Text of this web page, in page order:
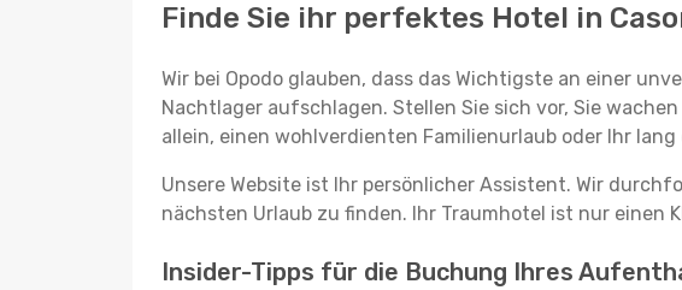
Finde Sie ihr perfektes Hotel in
Wir bei Opodo glauben, dass das Wichtigste an einer
Nachtlager aufschlagen. Stellen Sie sich vor, Sie
allein, einen wohlverdienten Familienurlaub oder Ihr
Unsere Website ist Ihr persönlicher Assistent. Wir
nächsten Urlaub zu finden. Ihr Traumhotel ist nur einen
Insider-Tipps für die Buchung Ihres